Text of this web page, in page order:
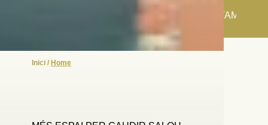
APARTAMENTOS IMPERIAL APARTAMENTS
Inici / Home